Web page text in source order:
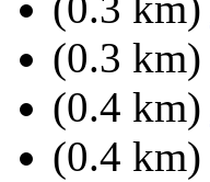
(0.3 km)
(0.4 km)
(0.4 km)